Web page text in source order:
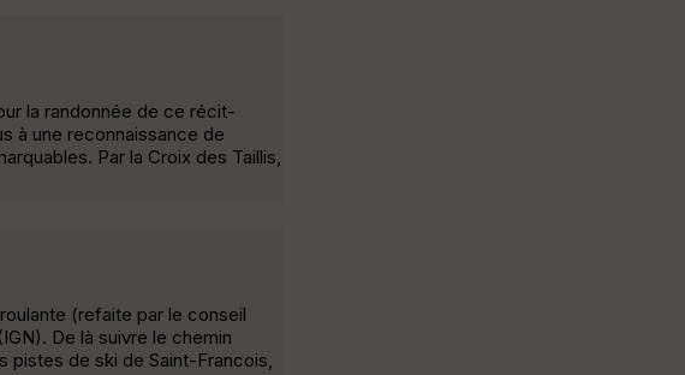
la randonnée de ce récit-
à une reconnaissance de
Par la Croix des Taillis,
(refaite par le conseil
De là suivre le chemin
pistes de ski de Saint-Francois,